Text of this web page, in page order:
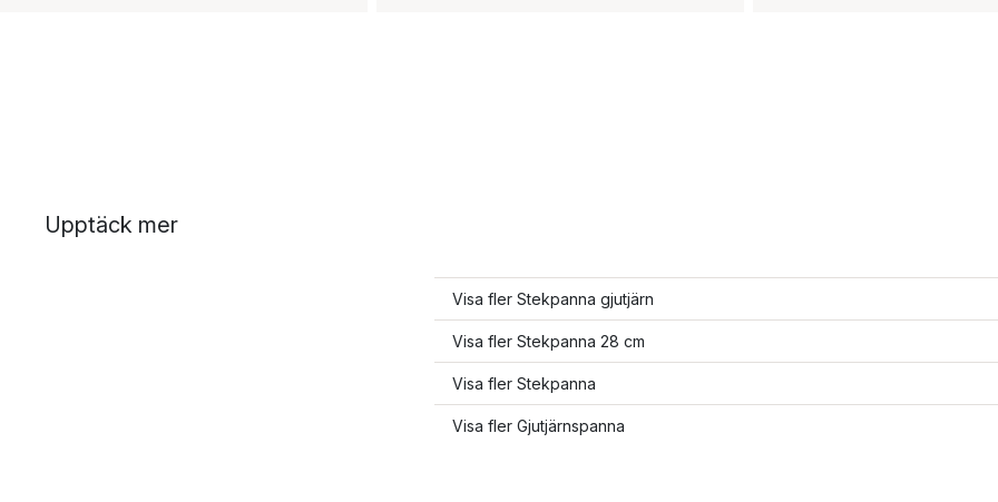
Upptäck mer
Visa fler Stekpanna gjutjärn
Visa fler Stekpanna 28 cm
Visa fler Stekpanna
Visa fler Gjutjärnspanna